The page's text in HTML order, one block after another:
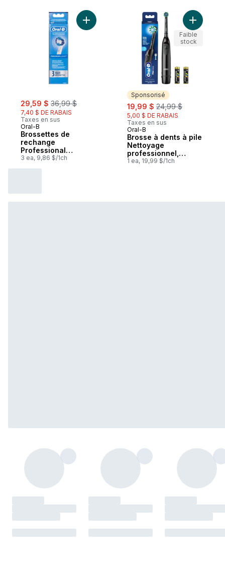
sale:
29,59 $ , formerly:
36,99 $
7,40 $ DE RABAIS
Taxes en sus
Oral-B
Brossettes de
rechange
Professional
Precision Clean
3 ea, 9,86 $/1ch
Ajouter Brossettes de rechange
Sponsorisé
sale:
19,99 $ , formerly:
24,99 $
5,00 $ DE RABAIS
Taxes en sus
Sponsorisé
Oral-B
Brosse à dents à pile
Nettoyage
professionnel,
Nettoyage en
1 ea, 19,99 $/1ch
Ajouter
Faible
stock